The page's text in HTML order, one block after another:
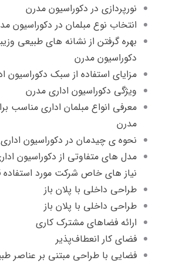
نورپردازی در دکوراسیون مدرن
انتخاب نوع مبلمان در دکوراسیون
بهره گرفتن از نشانه های طبیعی
دکوراسیون مدرن
مزایای استفاده از سبک دکوراسیون
ویژگی دکوراسیون اداری مدرن
معرفی انواع مبلمان اداری مناسب
مدرن
نحوه ی چیدمان در دکوراسیون
مدل های متفاوتی از دکوراسیون
نیاز های خاص شرکت مورد استفاده
طراحی داخلی با پلان باز
طراحی داخلی با پلان باز
ارائه فضاهای مشترک کاری
فضای کار انعطاف‌پذیر
فضایی با طراحی مبتنی بر عناصر